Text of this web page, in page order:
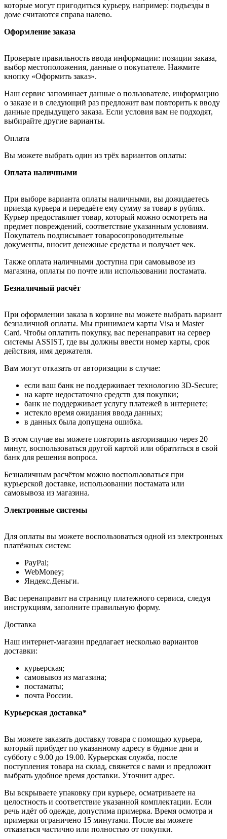
которые могут пригодиться курьеру, например: подъезды в
доме считаются справа налево.
Оформление заказа
Проверьте правильность ввода информации: позиции заказа,
выбор местоположения, данные о покупателе. Нажмите
кнопку «Оформить заказ».
Наш сервис запоминает данные о пользователе, информацию
о заказе и в следующий раз предложит вам повторить к вводу
данные предыдущего заказа. Если условия вам не подходят,
выбирайте другие варианты.
Оплата
Вы можете выбрать один из трёх вариантов оплаты:
Оплата наличными
При выборе варианта оплаты наличными, вы дожидаетесь
приезда курьера и передаёте ему сумму за товар в рублях.
Курьер предоставляет товар, который можно осмотреть на
предмет повреждений, соответствие указанным условиям.
Покупатель подписывает товаросопроводительные
документы, вносит денежные средства и получает чек.
Также оплата наличными доступна при самовывозе из
магазина, оплаты по почте или использовании постамата.
Безналичный расчёт
При оформлении заказа в корзине вы можете выбрать вариант
безналичной оплаты. Мы принимаем карты Visa и Master
Card. Чтобы оплатить покупку, вас перенаправит на сервер
системы ASSIST, где вы должны ввести номер карты, срок
действия, имя держателя.
Вам могут отказать от авторизации в случае:
если ваш банк не поддерживает технологию 3D-Secure;
на карте недостаточно средств для покупки;
банк не поддерживает услугу платежей в интернете;
истекло время ожидания ввода данных;
в данных была допущена ошибка.
В этом случае вы можете повторить авторизацию через 20
минут, воспользоваться другой картой или обратиться в свой
банк для решения вопроса.
Безналичным расчётом можно воспользоваться при
курьерской доставке, использовании постамата или
самовывоза из магазина.
Электронные системы
Для оплаты вы можете воспользоваться одной из электронных
платёжных систем:
PayPal;
WebMoney;
Яндекс.Деньги.
Вас перенаправит на страницу платежного сервиса, следуя
инструкциям, заполните правильную форму.
Доставка
Наш интернет-магазин предлагает несколько вариантов
доставки:
курьерская;
самовывоз из магазина;
постаматы;
почта России.
Курьерская доставка*
Вы можете заказать доставку товара с помощью курьера,
который прибудет по указанному адресу в будние дни и
субботу с 9.00 до 19.00. Курьерская служба, после
поступления товара на склад, свяжется с вами и предложит
выбрать удобное время доставки. Уточнит адрес.
Вы вскрываете упаковку при курьере, осматриваете на
целостность и соответствие указанной комплектации. Если
речь идёт об одежде, допустима примерка. Время осмотра и
примерки ограничено 15 минутами. После вы можете
отказаться частично или полностью от покупки.